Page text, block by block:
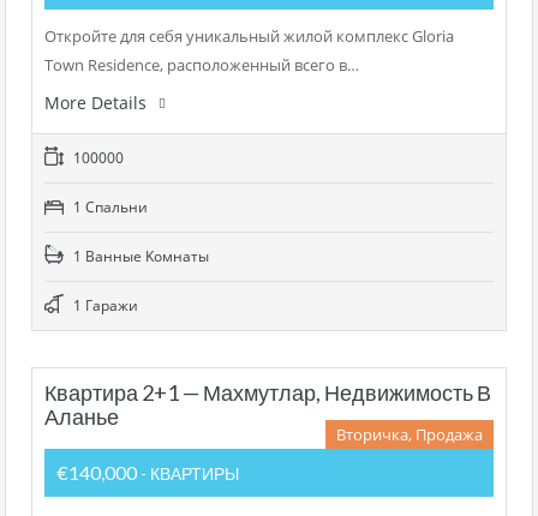
Откройте для себя уникальный жилой комплекс Gloria
Town Residence, расположенный всего в…
More Details
100000
1 Cпальни
1 Bанные Kомнаты
1 Гаражи
Квартира 2+1 — Махмутлар, Недвижимость В
Аланье
Вторичка, Продажа
€140,000 - КВАРТИРЫ